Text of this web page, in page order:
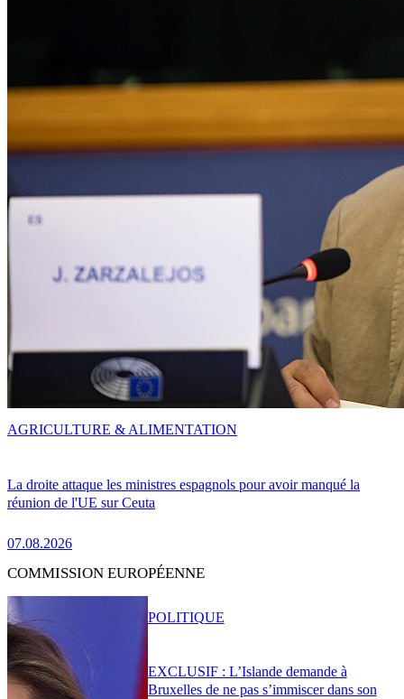
La droite attaque les ministres espagnols pour avoir manqué la
réunion de l'UE sur Ceuta
07.08.2026
AGRICULTURE & ALIMENTATION
COMMISSION EUROPÉENNE
EXCLUSIF : L’Islande demande à
Bruxelles de ne pas s’immiscer dans son
POLITIQUE